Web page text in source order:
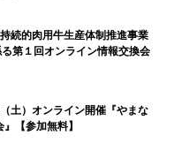
続的肉用牛生産体制推進事業
第１回オンライン情報交換会
土）オンライン開催『やまな
【参加無料】